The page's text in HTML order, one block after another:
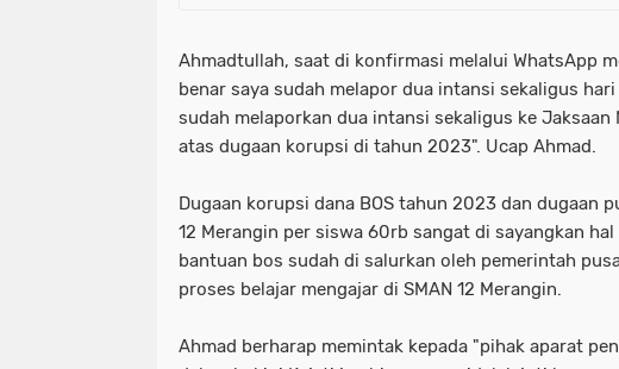
Ahmadtullah, saat di konfirmasi melalui WhatsApp
benar saya sudah melapor dua intansi sekaligus
sudah melaporkan dua intansi sekaligus ke Jaksaan
atas dugaan korupsi di tahun 2023". Ucap Ahmad.
Dugaan korupsi dana BOS tahun 2023 dan dugaan
12 Merangin per siswa 60rb sangat di sayangkan
bantuan bos sudah di salurkan oleh pemerintah
proses belajar mengajar di SMAN 12 Merangin.
Ahmad berharap memintak kepada "pihak aparat